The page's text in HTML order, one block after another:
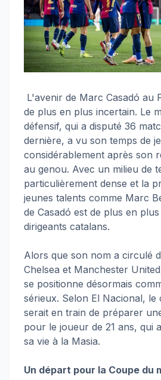
L'avenir de Marc Casadó au
de plus en plus incertain. Le
défensif, qui a disputé 36
dernière, a vu son temps de
considérablement après son
au genou. Avec un milieu de
particulièrement dense et la
jeunes talents comme Marc
de Casadó est de plus en
dirigeants catalans.
Alors que son nom a circulé
Chelsea et Manchester
se positionne désormais
sérieux. Selon El Nacional, le
serait en train de préparer
pour le joueur de 21 ans, qui
sa vie à la Masia.
Un départ pour la Coupe du